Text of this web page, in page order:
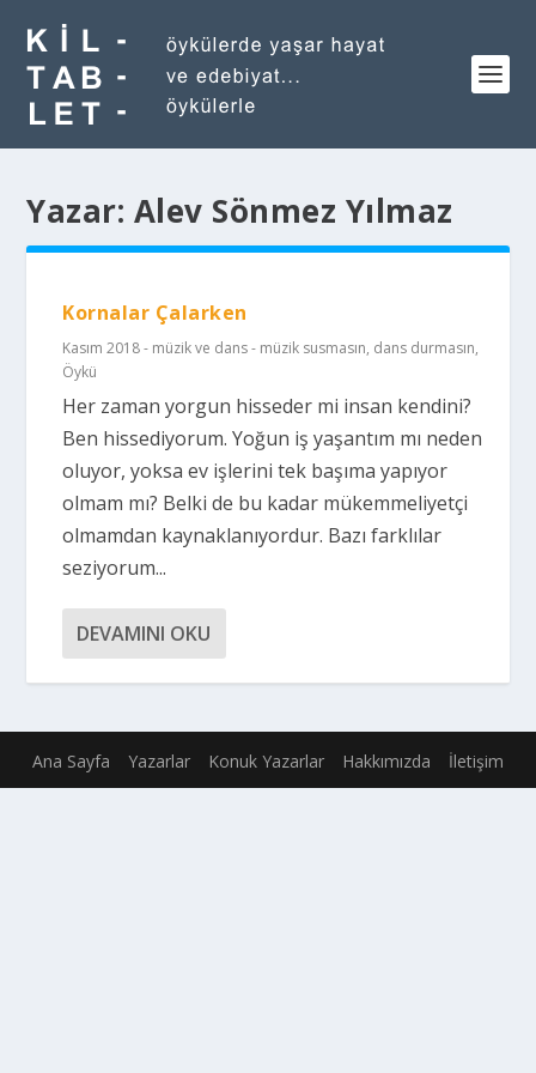
Yazar: Alev Sönmez Yılmaz
Kornalar Çalarken
Kasım 2018 - müzik ve dans - müzik susmasın, dans durmasın,
Öykü
Her zaman yorgun hisseder mi insan kendini?
Ben hissediyorum. Yoğun iş yaşantım mı neden
oluyor, yoksa ev işlerini tek başıma yapıyor
olmam mı? Belki de bu kadar mükemmeliyetçi
olmamdan kaynaklanıyordur. Bazı farklılar
seziyorum...
DEVAMINI OKU
Ana Sayfa Yazarlar Konuk Yazarlar Hakkımızda İletişim